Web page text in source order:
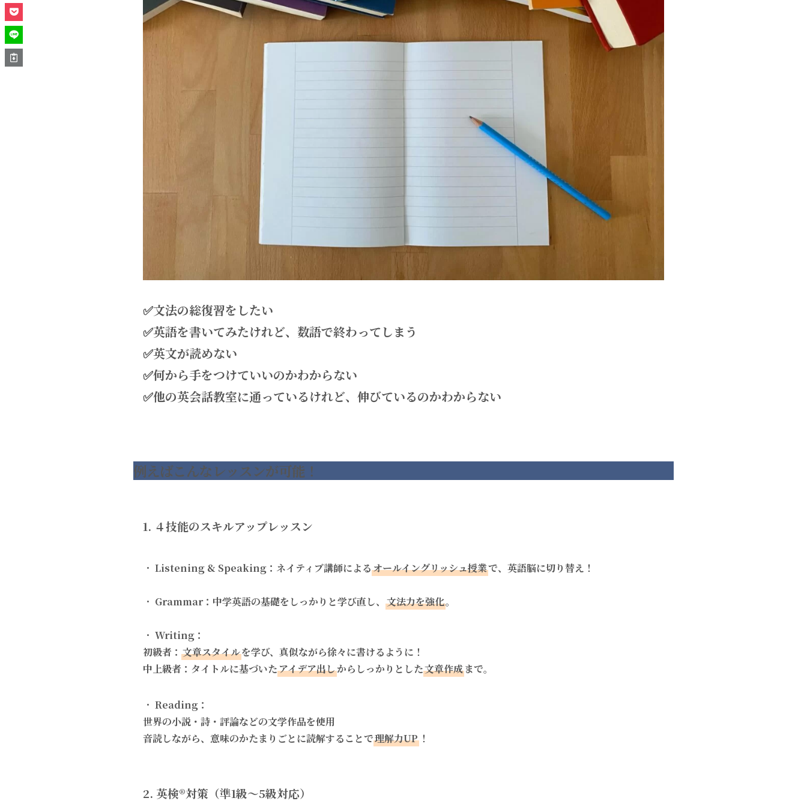
✅文法の総復習をしたい
✅英語を書いてみたけれど、数語で終わってしまう
✅英文が読めない
✅何から手をつけていいのかわからない
✅他の英会話教室に通っているけれど、伸びているのかわからない
例えばこんなレッスンが可能！
1. ４技能のスキルアップレッスン
・ Listening & Speaking：ネイティブ講師によるオールイングリッシュ授業で、英語脳に切り替え！
・ Grammar：中学英語の基礎をしっかりと学び直し、 文法力を強化。
・ Writing：
初級者： 文章スタイルを学び、真似ながら徐々に書けるように！
中上級者：タイトルに基づいたアイデア出しからしっかりとした文章作成まで。
・ Reading：
世界の小説・詩・評論などの文学作品を使用
音読しながら、意味のかたまりごとに読解することで理解力UP ！
2. 英検®対策（準1級～5級対応）